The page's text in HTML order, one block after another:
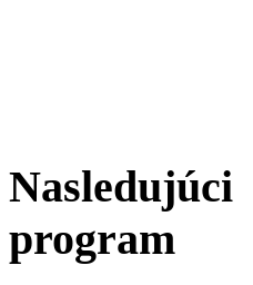
Nasledujúci
program